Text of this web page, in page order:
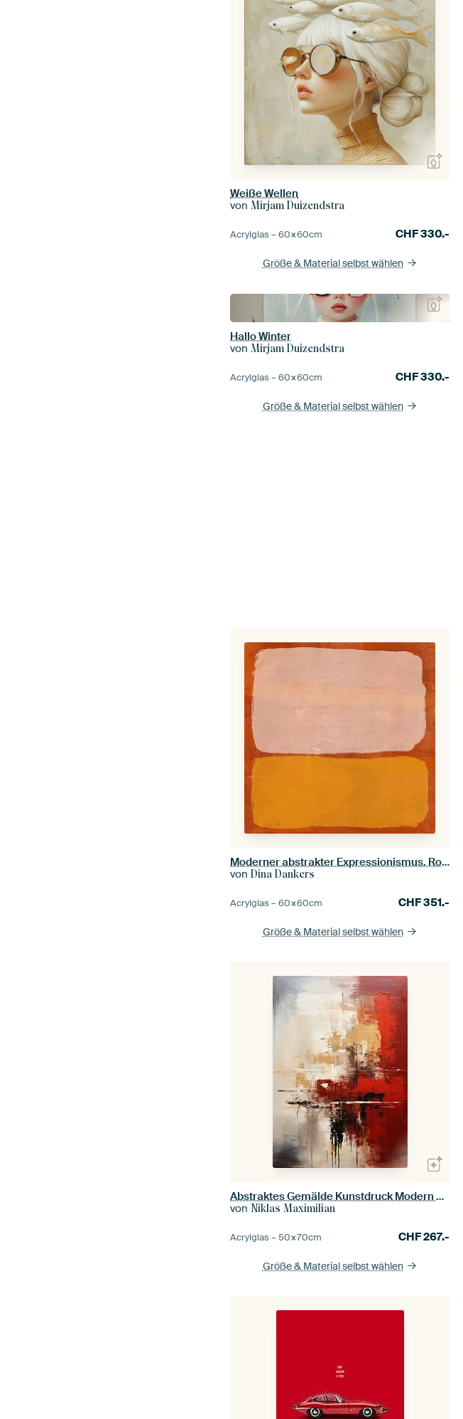
Weiße Wellen
vonMirjam Duizendstra
Acrylglas –60×60cm CHF330.-
Größe & Material selbst wählen
Hallo Winter
vonMirjam Duizendstra
Acrylglas –60×60cm CHF330.-
Größe & Material selbst wählen
Moderner abstrakter Expressionismus. Rosa und Gelb auf Orange.
vonDina Dankers
Acrylglas –60×60cm CHF351.-
Größe & Material selbst wählen
Abstraktes Gemälde Kunstdruck Modern Rot, Gelb und Weiß
von Niklas Maximilian
Acrylglas –50×70cm CHF267.-
Größe & Material selbst wählen